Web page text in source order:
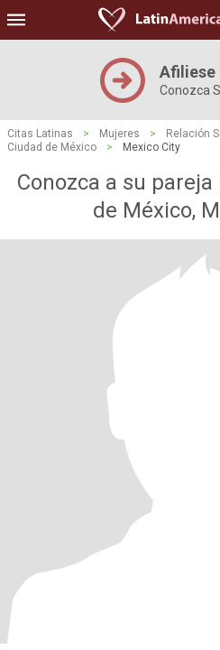
Afiliese
Conozca
Citas Latinas > Mujeres > Relación
Ciudad de México
> Mexico City
Conozca a su
de México,